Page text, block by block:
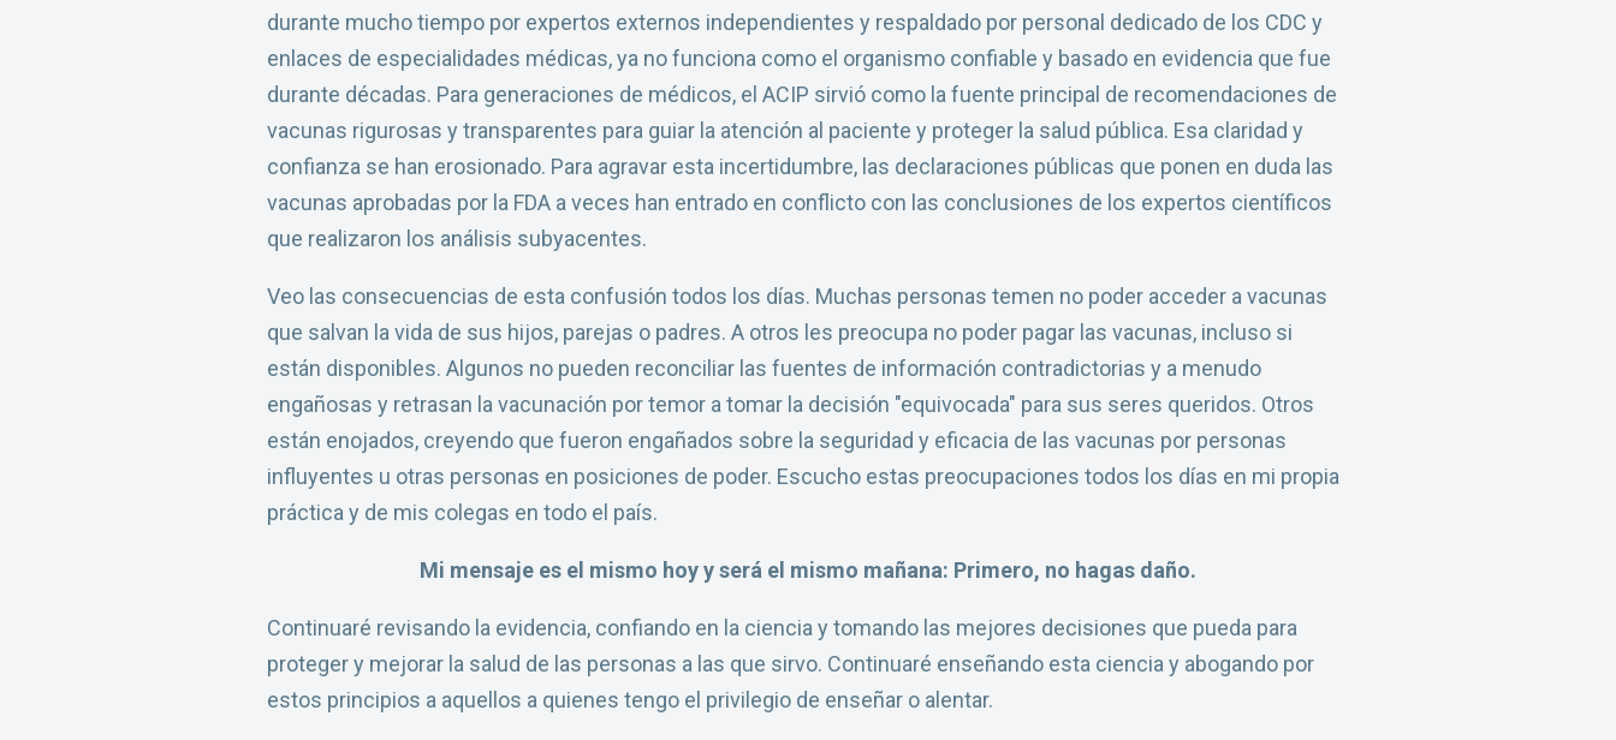
durante mucho tiempo por expertos externos independientes y respaldado por personal dedicado de los CDC y
enlaces de especialidades médicas, ya no funciona como el organismo confiable y basado en evidencia que fue
durante décadas. Para generaciones de médicos, el ACIP sirvió como la fuente principal de recomendaciones de
vacunas rigurosas y transparentes para guiar la atención al paciente y proteger la salud pública. Esa claridad y
confianza se han erosionado. Para agravar esta incertidumbre, las declaraciones públicas que ponen en duda las
vacunas aprobadas por la FDA a veces han entrado en conflicto con las conclusiones de los expertos científicos
que realizaron los análisis subyacentes.
Veo las consecuencias de esta confusión todos los días. Muchas personas temen no poder acceder a vacunas
que salvan la vida de sus hijos, parejas o padres. A otros les preocupa no poder pagar las vacunas, incluso si
están disponibles. Algunos no pueden reconciliar las fuentes de información contradictorias y a menudo
engañosas y retrasan la vacunación por temor a tomar la decisión "equivocada" para sus seres queridos. Otros
están enojados, creyendo que fueron engañados sobre la seguridad y eficacia de las vacunas por personas
influyentes u otras personas en posiciones de poder. Escucho estas preocupaciones todos los días en mi propia
práctica y de mis colegas en todo el país.
Mi mensaje es el mismo hoy y será el mismo mañana: Primero, no hagas daño.
Continuaré revisando la evidencia, confiando en la ciencia y tomando las mejores decisiones que pueda para
proteger y mejorar la salud de las personas a las que sirvo. Continuaré enseñando esta ciencia y abogando por
estos principios a aquellos a quienes tengo el privilegio de enseñar o alentar.